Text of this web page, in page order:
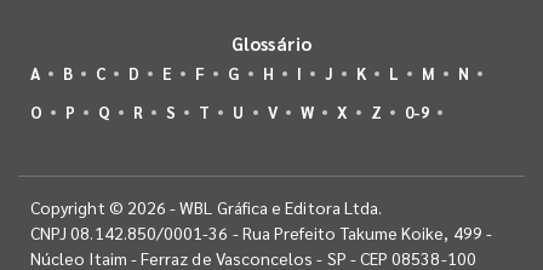
Glossário
A B C D E F G H I J K L M
N
O
P Q R S T U V W X Z 0-9
Copyright © 2026 - WBL Gráfica e Editora Ltda.
CNPJ 08.142.850/0001-36 - Rua Prefeito Takume Koike, 499 -
Núcleo Itaim - Ferraz de Vasconcelos - SP - CEP 08538-100